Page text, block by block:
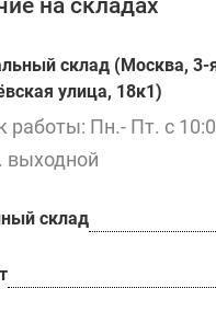
на складах
склад (Москва, 3-
улица, 18к1)
работы: Пн.- Пт. с
выходной
склад